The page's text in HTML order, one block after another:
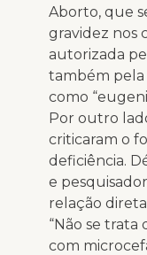
Aborto, que
gravidez nos
autorizada
também pela
como
Por outro
criticaram o
deficiência.
e
relação
“Não se
com